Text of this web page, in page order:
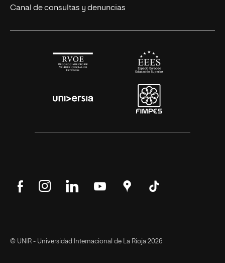
Solicita información
Canal de consultas y denuncias
SíguenosSíguenos SíguenosSíguenos
Encuéntranos
© UNIR - Universidad Internacional de La Rioja 2026